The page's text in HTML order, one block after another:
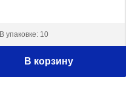
В упаковке: 10
В корзину